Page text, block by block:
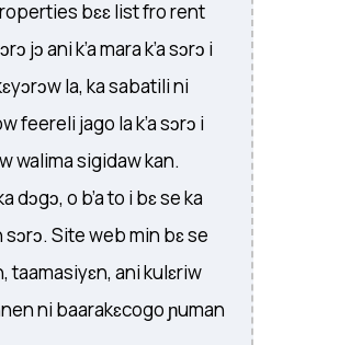
bɛɛ list fro rent
jɔ ani k’a mara k’a sɔrɔ i
la, ka sabatili ni
feereli jago la k’a sɔrɔ i
walima sigidaw kan.
dɔgɔ, o b’a to i bɛ se ka
sɔrɔ. Site web min bɛ se
taamasiyɛn, ani kulɛriw
ni baarakɛcogo ɲuman